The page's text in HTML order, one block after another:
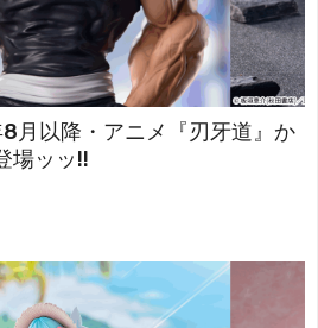
月以降・アニメ『刃牙道』か
場ッッ!!